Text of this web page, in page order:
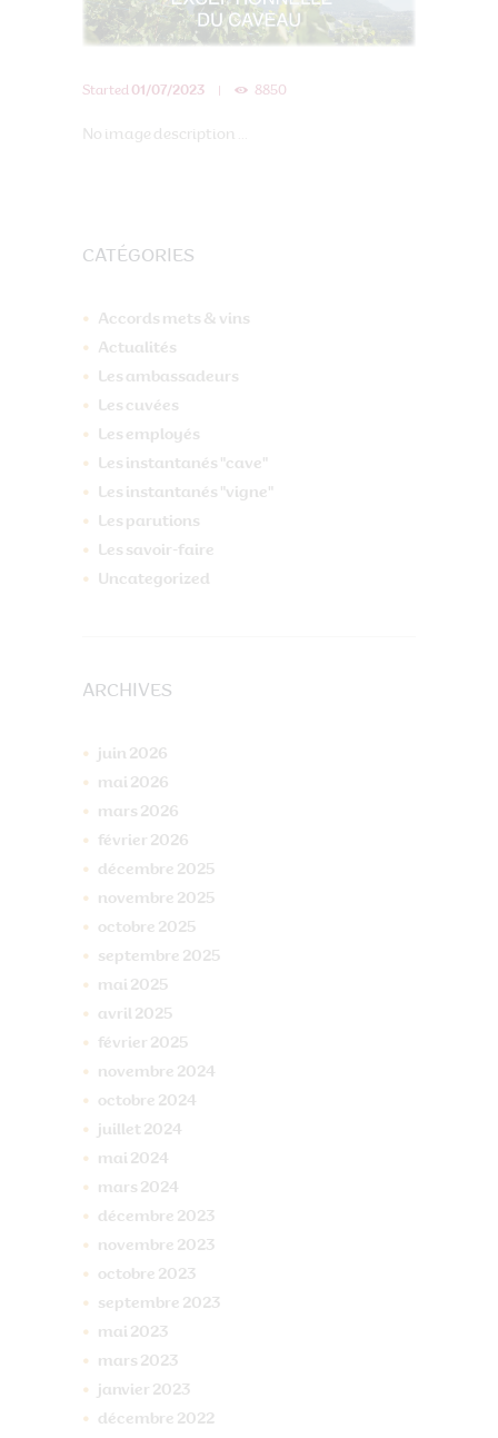
Started 01/07/2023 8850
No image description ...
CATÉGORIES
Accords mets & vins
Actualités
Les ambassadeurs
Les cuvées
Les employés
Les instantanés "cave"
Les instantanés "vigne"
Les parutions
Les savoir-faire
Uncategorized
ARCHIVES
juin 2026
mai 2026
mars 2026
février 2026
décembre 2025
novembre 2025
octobre 2025
septembre 2025
mai 2025
avril 2025
février 2025
novembre 2024
octobre 2024
juillet 2024
mai 2024
mars 2024
décembre 2023
novembre 2023
octobre 2023
septembre 2023
mai 2023
mars 2023
janvier 2023
décembre 2022